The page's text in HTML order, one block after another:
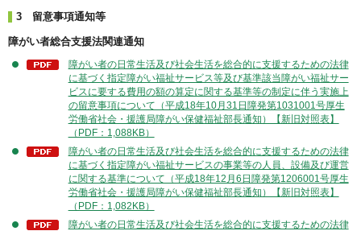
3 留意事項通知等
障がい者総合支援法関連通知
障がい者の日常生活及び社会生活を総合的に支援するための法律
に基づく指定障がい福祉サービス等及び基準該当障がい福祉サー
ビスに要する費用の額の算定に関する基準等の制定に伴う実施上
の留意事項について（平成18年10月31日障発第1031001号厚生
労働省社会・援護局障がい保健福祉部長通知）【新旧対照表】
（PDF：1,088KB）
障がい者の日常生活及び社会生活を総合的に支援するための法律
に基づく指定障がい福祉サービスの事業等の人員、設備及び運営
に関する基準について（平成18年12月6日障発第1206001号厚生
労働省社会・援護局障がい保健福祉部長通知）【新旧対照表】
（PDF：1,082KB）
障がい者の日常生活及び社会生活を総合的に支援するための法律